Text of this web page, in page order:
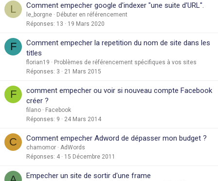
L Comment empecher google d'indexer "une suite d'URL".
le_borgne
Débuter en référencement
Réponses 13 19 Mars 2020
F
Comment empecher la repetition du nom de site dans les
titles
florian19
Problèmes de référencement spécifiques à vos sites
Réponses 3 21 Mars 2015
F
comment empecher ou voir si nouveau compte Facebook
créer ?
filano
Facebook
Réponses 9 24 Mars 2014
C Comment empecher Adword de dépasser mon budget ?
chamomor
AdWords
Réponses 4 15 Décembre 2011
Empecher un site de sortir d'une frame